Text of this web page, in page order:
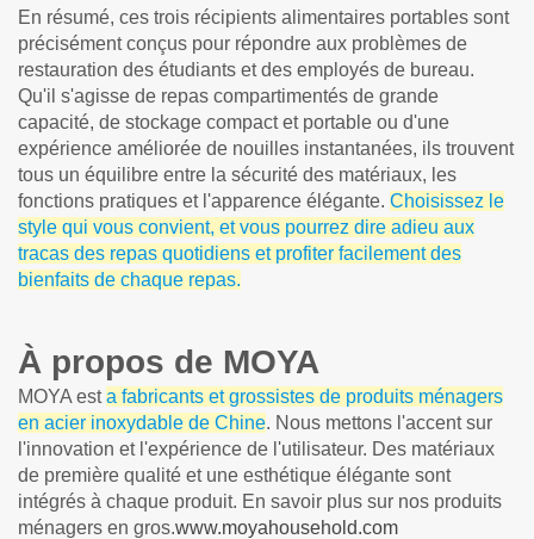
En résumé, ces trois récipients alimentaires portables sont
précisément conçus pour répondre aux problèmes de
restauration des étudiants et des employés de bureau.
Qu'il s'agisse de repas compartimentés de grande
capacité, de stockage compact et portable ou d'une
expérience améliorée de nouilles instantanées, ils trouvent
tous un équilibre entre la sécurité des matériaux, les
fonctions pratiques et l'apparence élégante. Choisissez le
style qui vous convient, et vous pourrez dire adieu aux
tracas des repas quotidiens et profiter facilement des
bienfaits de chaque repas.
À propos de MOYA
MOYA esta fabricants et grossistes de produits ménagers
en acier inoxydable de Chine. Nous mettons l'accent sur
l'innovation et l'expérience de l'utilisateur. Des matériaux
de première qualité et une esthétique élégante sont
intégrés à chaque produit. En savoir plus sur nos produits
ménagers en gros.www.moyahousehold.com